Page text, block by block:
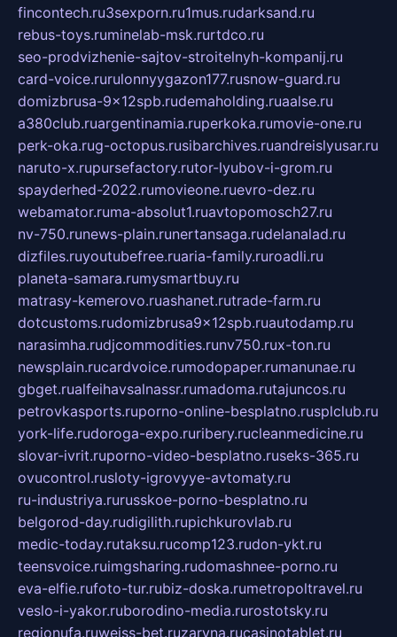
fincontech.ru3sexporn.ru1mus.rudarksand.ru
rebus-toys.ruminelab-msk.rurtdco.ru
seo-prodvizhenie-sajtov-stroitelnyh-kompanij.ru
card-voice.rurulonnyygazon177.rusnow-guard.ru
domizbrusa-9x12spb.rudemaholding.ruaalse.ru
a380club.ruargentinamia.ruperkoka.rumovie-one.ru
perk-oka.rug-octopus.rusibarchives.ruandreislyusar.ru
naruto-x.rupursefactory.rutor-lyubov-i-grom.ru
spayderhed-2022.rumovieone.ruevro-dez.ru
webamator.ruma-absolut1.ruavtopomosch27.ru
nv-750.runews-plain.runertansaga.rudelanalad.ru
dizfiles.ruyoutubefree.ruaria-family.ruroadli.ru
planeta-samara.rumysmartbuy.ru
matrasy-kemerovo.ruashanet.rutrade-farm.ru
dotcustoms.rudomizbrusa9x12spb.ruautodamp.ru
narasimha.rudjcommodities.runv750.rux-ton.ru
newsplain.rucardvoice.rumodopaper.rumanunae.ru
gbget.rualfeihavsalnassr.rumadoma.rutajuncos.ru
petrovkasports.ruporno-online-besplatno.rusplclub.ru
york-life.rudoroga-expo.ruribery.rucleanmedicine.ru
slovar-ivrit.ruporno-video-besplatno.ruseks-365.ru
ovucontrol.rusloty-igrovyye-avtomaty.ru
ru-industriya.rurusskoe-porno-besplatno.ru
belgorod-day.rudigilith.rupichkurovlab.ru
medic-today.rutaksu.rucomp123.rudon-ykt.ru
teensvoice.ruimgsharing.rudomashnee-porno.ru
eva-elfie.rufoto-tur.rubiz-doska.rumetropoltravel.ru
veslo-i-yakor.ruborodino-media.rurostotsky.ru
regionufa.ruweiss-bet.ruzaryna.rucasinotablet.ru